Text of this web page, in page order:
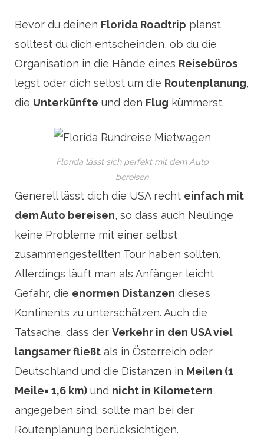
Bevor du deinen Florida Roadtrip planst
solltest du dich entscheinden, ob du die
Organisation in die Hände eines Reisebüros
legst oder dich selbst um die Routenplanung,
die Unterkünfte und den Flug kümmerst.
Florida lässt sich perfekt mit dem Auto
bereisen
Generell lässt dich die USA recht einfach mit
dem Auto bereisen, so dass auch Neulinge
keine Probleme mit einer selbst
zusammengestellten Tour haben sollten.
Allerdings läuft man als Anfänger leicht
Gefahr, die enormen Distanzen dieses
Kontinents zu unterschätzen. Auch die
Tatsache, dass der Verkehr in den USA viel
langsamer fließt als in Österreich oder
Deutschland und die Distanzen in Meilen (1
Meile= 1,6 km) und nicht in Kilometern
angegeben sind, sollte man bei der
Routenplanung berücksichtigen.